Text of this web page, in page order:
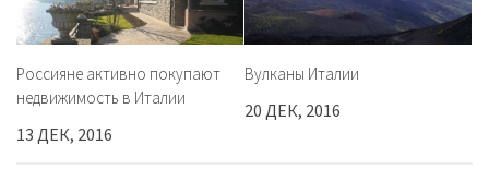
Россияне активно покупают
недвижимость в Италии
13 ДЕК, 2016
Вулканы Италии
20 ДЕК, 2016